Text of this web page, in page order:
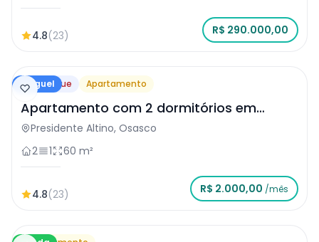
4.8(23) R$ 290.000,00
Aluguel
Destaque Apartamento
Apartamento com 2 dormitórios em
Osasco
Presidente Altino, Osasco
2
1 60 m²
4.8(23) R$ 2.000,00 /mês